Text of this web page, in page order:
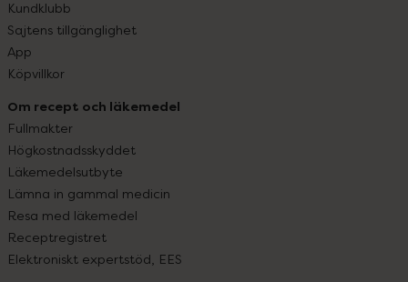
Kundklubb
Sajtens tillgänglighet
App
Köpvillkor
Om recept och läkemedel
Fullmakter
Högkostnadsskyddet
Läkemedelsutbyte
Lämna in gammal medicin
Resa med läkemedel
Receptregistret
Elektroniskt expertstöd, EES